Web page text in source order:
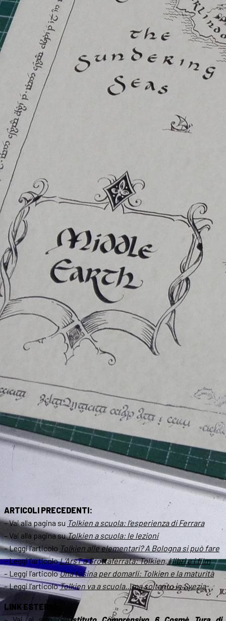
ARTICOLI PRECEDENTI:
– Vai alla pagina su Tolkien a scuola: l’esperienza di Ferrara
– Vai alla pagina suTolkien a scuola: le lezioni
– Leggi l’articolo Tolkien alle elementari? A Bologna si può fare
– Leggi l’articoloL’ArsT a Grottaferrata: Tolkien, i libri e i film
– Leggi l’articoloUna tesina per domarli: Tolkien e la maturità
– Leggi l’articoloTolkien va a scuola…ma soltanto in Svezia
LINK ESTERNI: